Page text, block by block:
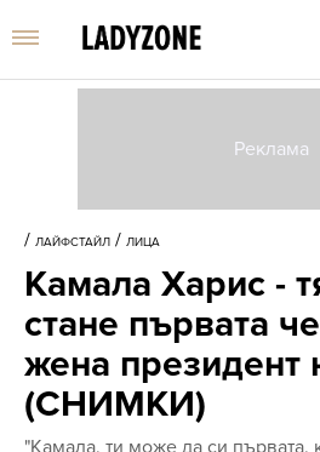
/ ЛАЙФСТАЙЛ / ЛИЦА
Камала Харис -
стане първата
жена
(СНИМКИ)
"Камала, ти може да си първата,